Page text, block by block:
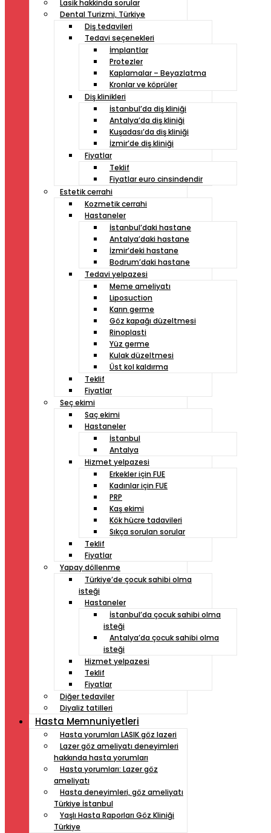
Lasik hakkinda sorular
Dental Turizmi, Türkiye
Diş tedavileri
Tedavi seçenekleri
İmplantlar
Protezler
Kaplamalar – Beyazlatma
Kronlar ve köprüler
Diş klinikleri
İstanbul’da diş kliniği
Antalya’da diş kliniği
Kuşadası’da diş kliniği
İzmir’de diş kliniği
Fiyatlar
Teklif
Fiyatlar euro cinsindendir
Estetik cerrahi
Kozmetik cerrahi
Hastaneler
İstanbul’daki hastane
Antalya’daki hastane
İzmir’deki hastane
Bodrum’daki hastane
Tedavi yelpazesi
Meme ameliyatı
Liposuction
Karın germe
Göz kapağı düzeltmesi
Rinoplasti
Yüz germe
Kulak düzeltmesi
Üst kol kaldırma
Teklif
Fiyatlar
Seç ekimi
Saç ekimi
Hastaneler
İstanbul
Antalya
Hizmet yelpazesi
Erkekler için FUE
Kadınlar için FUE
PRP
Kaş ekimi
Kök hücre tadavileri
Sıkça sorulan sorular
Teklif
Fiyatlar
Yapay döllenme
Türkiye’de çocuk sahibi olma
isteği
Hastaneler
İstanbul’da çocuk sahibi olma
isteği
Antalya’da çocuk sahibi olma
isteği
Hizmet yelpazesi
Teklif
Fiyatlar
Diğer tedaviler
Diyaliz tatilleri
Hasta Memnuniyetleri
Hasta yorumları LASIK göz lazeri
Lazer göz ameliyatı deneyimleri
hakkında hasta yorumları
Hasta yorumları: Lazer göz
ameliyatı
Hasta deneyimleri, göz ameliyatı
Türkiye İstanbul
Yaşlı Hasta Raporları Göz Kliniği
Türkiye